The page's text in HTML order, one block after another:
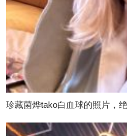
珍藏菌烨tako白血球的照片，